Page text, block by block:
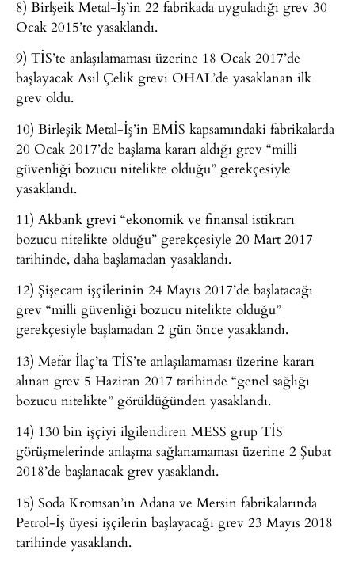
8) Birlşeik Metal-İş’in 22 fabrikada uyguladığı grev 30
Ocak 2015’te yasaklandı.
9) TİS’te anlaşılamaması üzerine 18 Ocak 2017’de
başlayacak Asil Çelik grevi OHAL’de yasaklanan ilk
grev oldu.
10) Birleşik Metal-İş’in EMİS kapsamındaki fabrikalarda
20 Ocak 2017’de başlama kararı aldığı grev “milli
güvenliği bozucu nitelikte olduğu” gerekçesiyle
yasaklandı.
11) Akbank grevi “ekonomik ve finansal istikrarı
bozucu nitelikte olduğu” gerekçesiyle 20 Mart 2017
tarihinde, daha başlamadan yasaklandı.
12) Şişecam işçilerinin 24 Mayıs 2017’de başlatacağı
grev “milli güvenliği bozucu nitelikte olduğu”
gerekçesiyle başlamadan 2 gün önce yasaklandı.
13) Mefar İlaç’ta TİS’te anlaşılamaması üzerine kararı
alınan grev 5 Haziran 2017 tarihinde “genel sağlığı
bozucu nitelikte” görüldüğünden yasaklandı.
14) 130 bin işçiyi ilgilendiren MESS grup TİS
görüşmelerinde anlaşma sağlanamaması üzerine 2 Şubat
2018’de başlanacak grev yasaklandı.
15) Soda Kromsan’ın Adana ve Mersin fabrikalarında
Petrol-İş üyesi işçilerin başlayacağı grev 23 Mayıs 2018
tarihinde yasaklandı.